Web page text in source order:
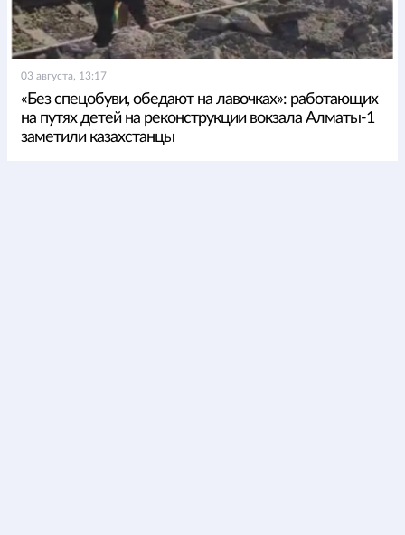
03 августа, 13:17
«Без спецобуви, обедают на лавочках»: работающих
на путях детей на реконструкции вокзала Алматы-1
заметили казахстанцы